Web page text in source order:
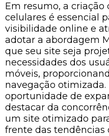
Em resumo, a criação
celulares é essencial
visibilidade online e
adotar a abordagem
que seu site seja
necessidades dos
móveis,
navegação otimizada.
oportunidade de
destacar da
um site otimizado
frente das tendências